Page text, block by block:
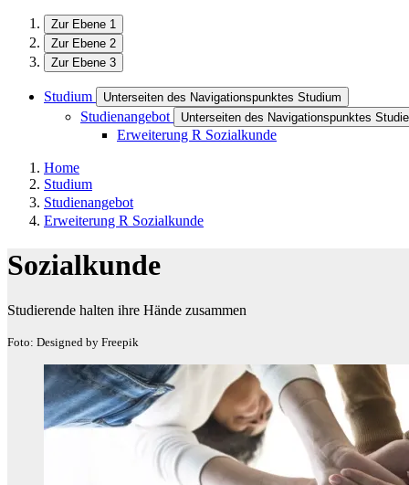
Zur Ebene 1
Zur Ebene 2
Zur Ebene 3
Studium Unterseiten des Navigationspunktes Studium
Studienangebot Unterseiten des Navigationspunktes
Erweiterung R Sozialkunde
Home
Studium
Studienangebot
Erweiterung R Sozialkunde
Sozialkunde
Studierende halten ihre Hände zusammen
Foto: Designed by Freepik